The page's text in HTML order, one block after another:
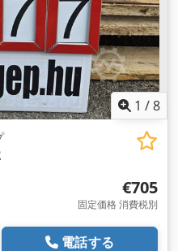
1 /8
€705
固定価格 消費税別
電話する